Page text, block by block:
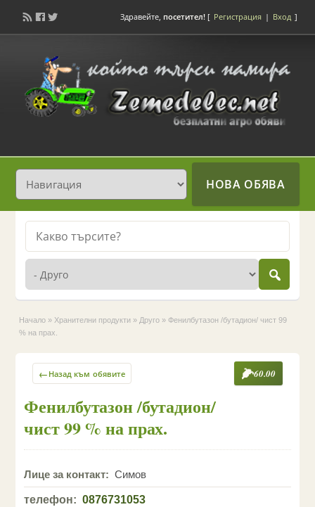
Здравейте, посетител! [ Регистрация | Вход ]
НОВА ОБЯВА
Начало » Хранителни продукти » Друго » Фенилбутазон /бутадион/ чист 99
% на прах.
← Назад към обявите 60.00
Фенилбутазон /бутадион/
чист 99 % на прах.
Лице за контакт: Симов
телефон: 0876731053